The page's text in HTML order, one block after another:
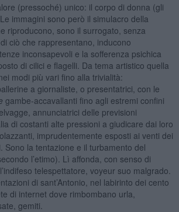
(pressoché) unico: il corpo di donna (gli
immagini sono però il simulacro della
riproducono, sono il surrogato, senza
ciò che rappresentano, inducono
inconsapevoli e la sofferenza psichica
di cilici e flagelli. Da tema artistico quella
modi più vari fino alla trivialità:
a giornaliste, o presentatrici, con le
gambe-accavallanti fino agli estremi confini
annunciatrici delle previsioni
di costanti alte pressioni a giudicare dai loro
imprudentemente esposti ai venti dei
Sono la tentazione e il turbamento del
l’etimo). Lì affonda, con senso di
telespettatore, voyeur suo malgrado.
di sant’Antonio, nel labirinto dei cento
di internet dove rimbombano urla,
gemiti.